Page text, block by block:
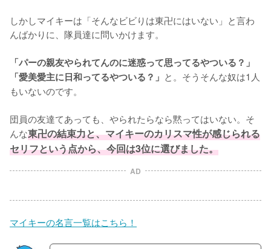
しかしマイキーは「そんなビビりは東卍にはいない」と言わ
んばかりに、隊員達に問いかけます。
「パーの親友やられてんのに迷惑って思ってるやついる？」
「愛美愛主に日和ってるやついる？」 と。そうそんな奴は1人
もいないのです。
団員の友達てあっても、やられたらなら黙ってはいない。そ
んな東卍の結束力と、マイキーのカリスマ性が感じられる
セリフという点から、今回は3位に選びました。
AD
マイキーの名言一覧はこちら！